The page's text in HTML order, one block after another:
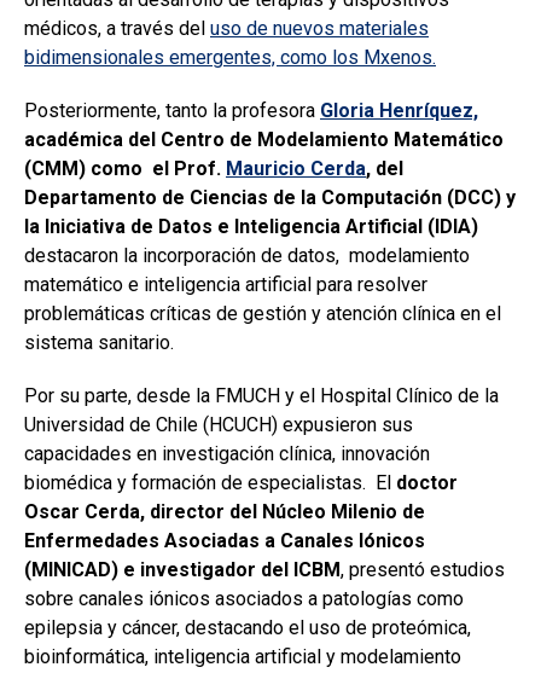
médicos, a través del uso de nuevos materiales
bidimensionales emergentes, como los Mxenos.
Posteriormente, tanto la profesora Gloria Henríquez,
académica del Centro de Modelamiento Matemático
(CMM) como el Prof. Mauricio Cerda, del
Departamento de Ciencias de la Computación (DCC) y
la Iniciativa de Datos e Inteligencia Artificial (IDIA)
destacaron la incorporación de datos, modelamiento
matemático e inteligencia artificial para resolver
problemáticas críticas de gestión y atención clínica en el
sistema sanitario.
Por su parte, desde la FMUCH y el Hospital Clínico de la
Universidad de Chile (HCUCH) expusieron sus
capacidades en investigación clínica, innovación
biomédica y formación de especialistas. El doctor
Oscar Cerda, director del Núcleo Milenio de
Enfermedades Asociadas a Canales Iónicos
(MINICAD) e investigador del ICBM, presentó estudios
sobre canales iónicos asociados a patologías como
epilepsia y cáncer, destacando el uso de proteómica,
bioinformática, inteligencia artificial y modelamiento